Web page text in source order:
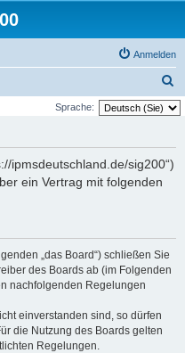
Anmelden
u
Sprache:
ipmsdeutschland.de/sig200“)
ein Vertrag mit folgenden
„das Board“) schließen Sie
des Boards ab (im Folgenden
nachfolgenden Regelungen
einverstanden sind, so dürfen
die Nutzung des Boards gelten
Regelungen.